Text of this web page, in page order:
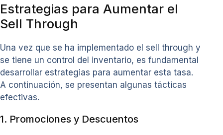
Estrategias para Aumentar el
Sell Through
Una vez que se ha implementado el sell through y
se tiene un control del inventario, es fundamental
desarrollar estrategias para aumentar esta tasa.
A continuación, se presentan algunas tácticas
efectivas.
1. Promociones y Descuentos